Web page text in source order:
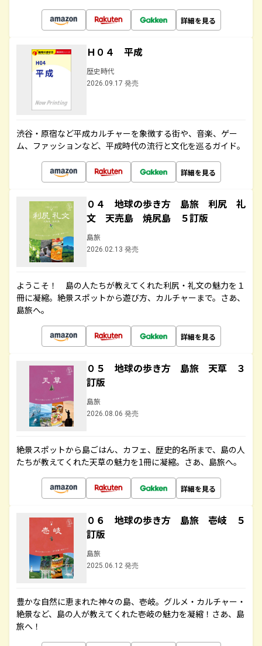
詳細を見る
Ｈ０４ 平成
歴史時代
2026.09.17 発売
渋谷・原宿など平成カルチャーを象徴する街や、音楽、ゲー
ム、ファッションなど、平成時代の流行と文化を巡るガイド。
詳細を見る
０４ 地球の歩き方 島旅 利尻 礼
文 天売島 焼尻島 ５訂版
島旅
2026.02.13 発売
ようこそ！ 島の人たちが教えてくれた利尻・礼文の魅力を１
冊に凝縮。絶景スポットから遊び方、カルチャーまで。さあ、
島旅へ。
詳細を見る
０５ 地球の歩き方 島旅 天草 ３
訂版
島旅
2026.08.06 発売
絶景スポットから島ごはん、カフェ、歴史的名所まで、島の人
たちが教えてくれた天草の魅力を1冊に凝縮。さあ、島旅へ。
詳細を見る
０６ 地球の歩き方 島旅 壱岐 ５
訂版
島旅
2025.06.12 発売
豊かな自然に恵まれた神々の島、壱岐。グルメ・カルチャー・
絶景など、島の人が教えてくれた壱岐の魅力を凝縮！さあ、島
旅へ！